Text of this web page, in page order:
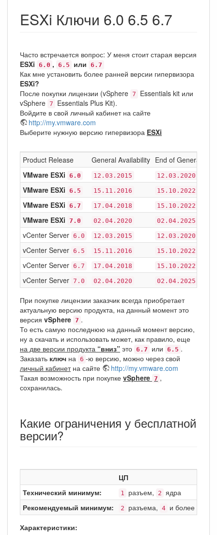
ESXi Ключи 6.0 6.5 6.7
Часто встречается вопрос: У меня стоит старая версия
ESXi 6.0 , 6.5 или 6.7
Как мне установить более ранней версии гипервизора
ESXi?
После покупки лицензии (vSphere 7
Essentials kit или
vSphere 7
Essentials Plus Kit).
Войдите в свой личный кабинет на сайте
http://my.vmware.com
Выберите нужную версию гипервизора ESXi
Product Release General Availability End of General
VMware ESXi 6.0 12.03.2015 12.03.2020
VMware ESXi 6.5 15.11.2016 15.10.2022
VMware ESXi 6.7 17.04.2018 15.10.2022
VMware ESXi 7.0 02.04.2020 02.04.2025
vCenter Server 6.0 12.03.2015 12.03.2020
vCenter Server 6.5 15.11.2016 15.10.2022
vCenter Server 6.7 17.04.2018 15.10.2022
vCenter Server 7.0 02.04.2020 02.04.2025
При покупке лицензии заказчик всегда приобретает
актуальную версию продукта, на данный момент это
версия vSphere 7 .
То есть самую последнюю на данный момент версию,
ну а скачать и использовать может, как правило, еще
на две версии продукта “вниз” это 6.7 или 6.5 .
Заказать ключ на 6 -ю версию, можно через свой
личный кабинетна сайте
http://my.vmware.com
Такая возможность при покупке vSphere 7 ,
сохранилась.
Какие ограничения у бесплатной
версии?
ЦП
Технический минимум:
1 разъем, 2 ядра
Рекомендуемый минимум:
2 разъема, 4 и более ядер
Характеристики: